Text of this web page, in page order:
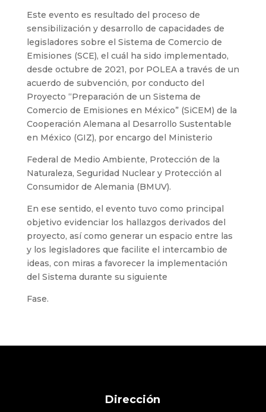
Este evento es resultado del proceso de
sensibilización y desarrollo de capacidades de
legisladores sobre el Sistema de Comercio de
Emisiones (SCE), el cuál ha sido implementado,
desde octubre de 2021, por POLEA a través de un
acuerdo de subvención, por conducto del
Proyecto “Preparación de un Sistema de
Comercio de Emisiones en México” (SiCEM) de la
Cooperación Alemana al Desarrollo Sustentable
en México (GIZ), por encargo del Ministerio
Federal de Medio Ambiente, Protección de la
Naturaleza, Seguridad Nuclear y Protección al
Consumidor de Alemania (BMUV).
En ese sentido, el evento tuvo como principal
objetivo evidenciar los hallazgos derivados del
proyecto, así como generar un espacio entre las
y los legisladores que facilite el intercambio de
ideas, con miras a favorecer la implementación
del Sistema durante su siguiente
Fase.
Dirección